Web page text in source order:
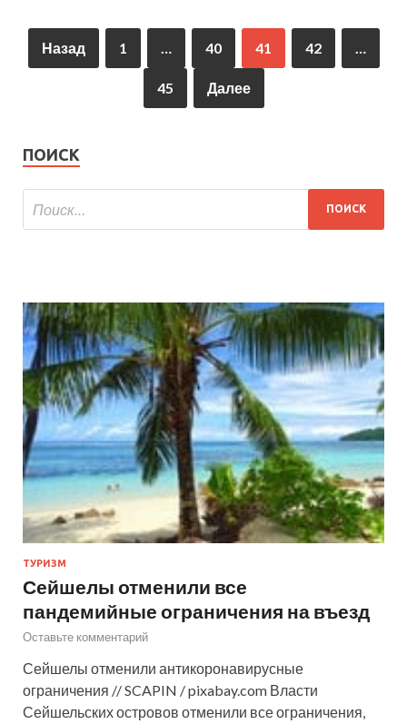
Назад 1 40 41 42
45 Далее
ПОИСК
ТУРИЗМ
Сейшелы отменили все
пандемийные ограничения на въезд
Оставьте комментарий
Сейшелы отменили антикоронавирусные
ограничения // SCAPIN / pixabay.com Власти
Сейшельских островов отменили все ограничения,